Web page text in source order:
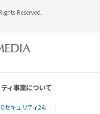
Reserved.
ィ事業について
キュリティ24」